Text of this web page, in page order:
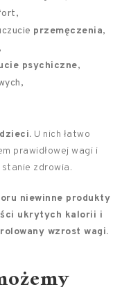
przemęczenia,
psychiczne,
U nich łatwo
prawidłowej wagi i
zdrowia.
niewinne produkty
ukrytych kalorii i
wzrost wagi.